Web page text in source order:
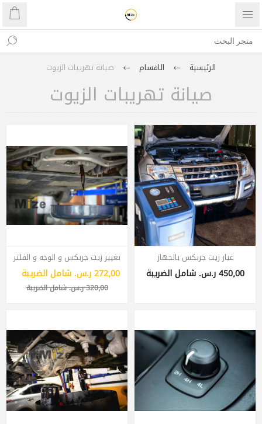
الرئيسية الاقسام صيانة تهريبات الزيوت
صيانة تهريبات الزيوت
غيار زيت جربكس بالجهاز
450٫00 ر.س.‏ شامل الضريبة
تغيير زيت جربكس و الوجه و الفلتر
272٫00 ر.س.‏ شامل الضريبة
320٫00 ر.س.‏ شامل الضريبة